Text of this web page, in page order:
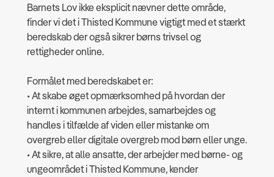
Barnets Lov ikke eksplicit nævner dette område,
finder vi det i Thisted Kommune vigtigt med et stærkt
beredskab der også sikrer børns trivsel og
rettigheder online.
Formålet med beredskabet er:
• At skabe øget opmærksomhed på hvordan der
internt i kommunen arbejdes, samarbejdes og
handles i tilfælde af viden eller mistanke om
overgreb eller digitale overgreb mod børn eller unge.
• At sikre, at alle ansatte, der arbejder med børne- og
ungeområdet i Thisted Kommune, kender